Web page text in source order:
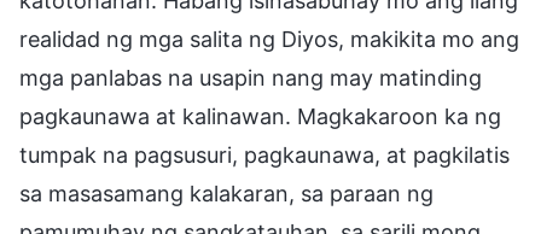
realidad ng mga salita ng Diyos, makikita mo ang
mga panlabas na usapin nang may matinding
pagkaunawa at kalinawan. Magkakaroon ka ng
tumpak na pagsusuri, pagkaunawa, at pagkilatis
sa masasamang kalakaran, sa paraan ng